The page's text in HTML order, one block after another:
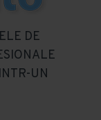
DE
UN